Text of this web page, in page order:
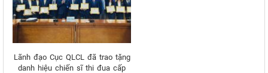
Lãnh đạo Cục QLCL đã trao tặng
danh hiệu chiến sĩ thi đua cấp